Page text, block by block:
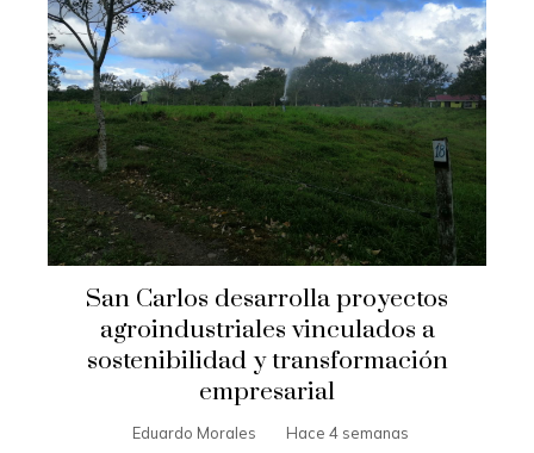
San Carlos desarrolla proyectos
agroindustriales vinculados a
sostenibilidad y transformación
empresarial
Eduardo Morales Hace 4 semanas